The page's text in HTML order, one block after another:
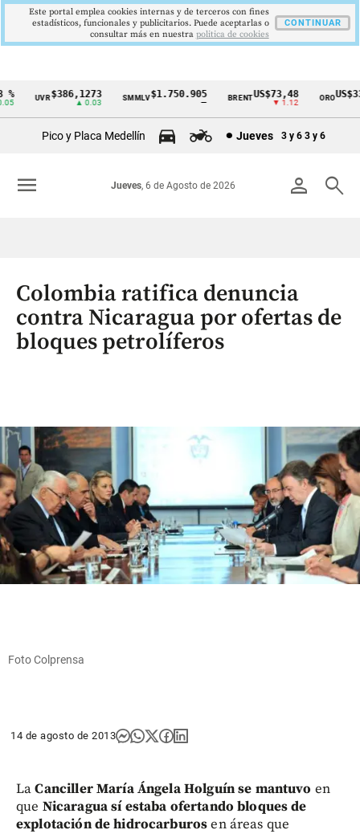
Cintillo
Colombia
UVR$386,1273
▲ 0.03
SMMLV$1.750.905 BRENTUS$73,48
▼ 1.12
ORO
Pico y Placa Medellín Jueves 3 y 6 3 y 6
person search
Jueves, 6 de Agosto de 2026
menu
Colombia ratifica denuncia
contra Nicaragua por ofertas de
bloques petrolíferos
Foto Colprensa
14 de agosto de 2013
LaCanciller María Ángela Holguín se mantuvo en
que Nicaragua sí estaba ofertando bloques de
explotación de hidrocarburosen áreas que
Este portal emplea cookies internas y de terceros con fines
estadísticos, funcionales y publicitarios. Puede aceptarlas o
consultar más en nuestra politica de cookies
CONTINUAR